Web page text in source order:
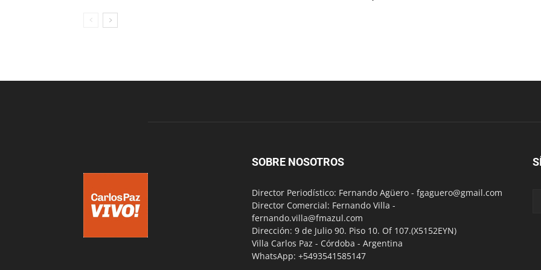
SOBRE NOSOTROS
Director Periodístico: Fernando Agüero - fgaguero@gmail.com
Director Comercial: Fernando Villa -
fernando.villa@fmazul.com
Dirección: 9 de Julio 90. Piso 10. Of 107.(X5152EYN)
Villa Carlos Paz - Córdoba - Argentina
WhatsApp: +5493541585147